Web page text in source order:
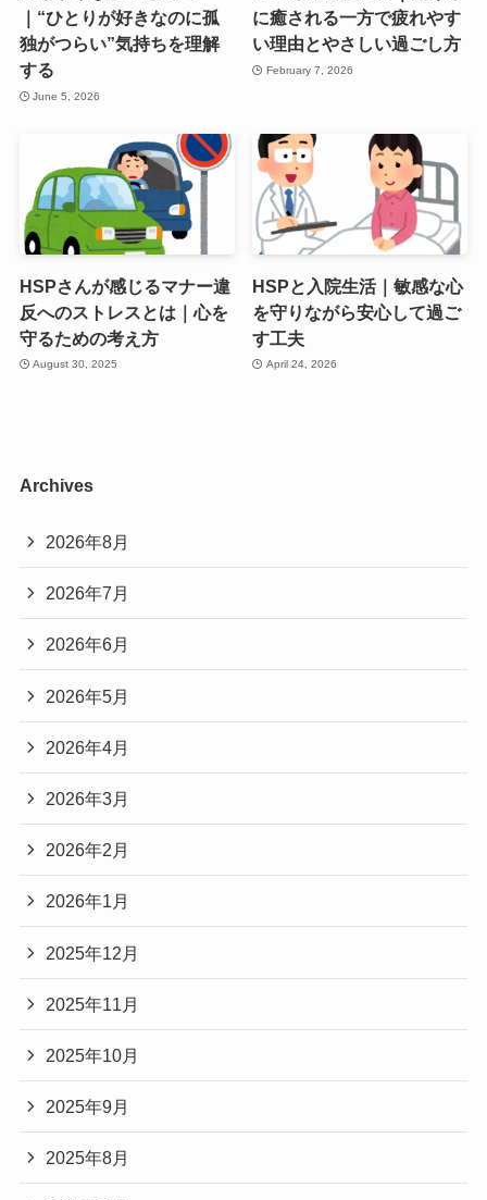
｜“ひとりが好きなのに孤
独がつらい”気持ちを理解
する
June 5, 2026
に癒される一方で疲れやす
い理由とやさしい過ごし方
February 7, 2026
HSPさんが感じるマナー違
反へのストレスとは｜心を
守るための考え方
August 30, 2025
HSPと入院生活｜敏感な心
を守りながら安心して過ご
す工夫
April 24, 2026
Archives
2026年8月
2026年7月
2026年6月
2026年5月
2026年4月
2026年3月
2026年2月
2026年1月
2025年12月
2025年11月
2025年10月
2025年9月
2025年8月